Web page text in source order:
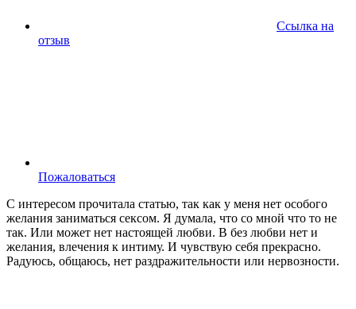
Ссылка на
отзыв
Пожаловаться
С интересом прочитала статью, так как у меня нет особого
желания заниматься сексом. Я думала, что со мной что то не
так. Или может нет настоящей любви. В без любви нет и
желания, влечения к интиму. И чувствую себя прекрасно.
Радуюсь, общаюсь, нет раздражительности или нервозности.